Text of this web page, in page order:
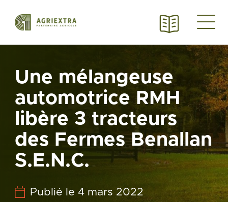
Une mélangeuse
automotrice RMH
libère 3 tracteurs
des Fermes Benallan
S.E.N.C.
Publié le 4 mars 2022